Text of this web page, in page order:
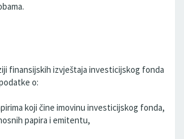
finansijskih izvještaja investicijskog fonda
o:
koji čine imovinu investicijskog fonda,
papira i emitentu,